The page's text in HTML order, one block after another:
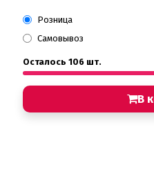
Розница
Самовывоз
Осталось 106 шт.
В